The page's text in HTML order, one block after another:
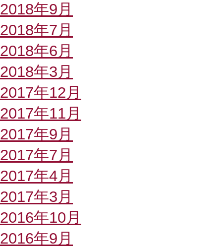
2018年9月
2018年7月
2018年6月
2018年3月
2017年12月
2017年11月
2017年9月
2017年7月
2017年4月
2017年3月
2016年10月
2016年9月